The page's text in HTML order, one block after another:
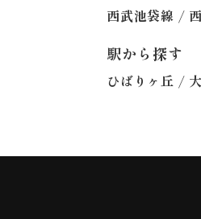
西武池袋線 /
駅から探す
ひばりヶ丘 /